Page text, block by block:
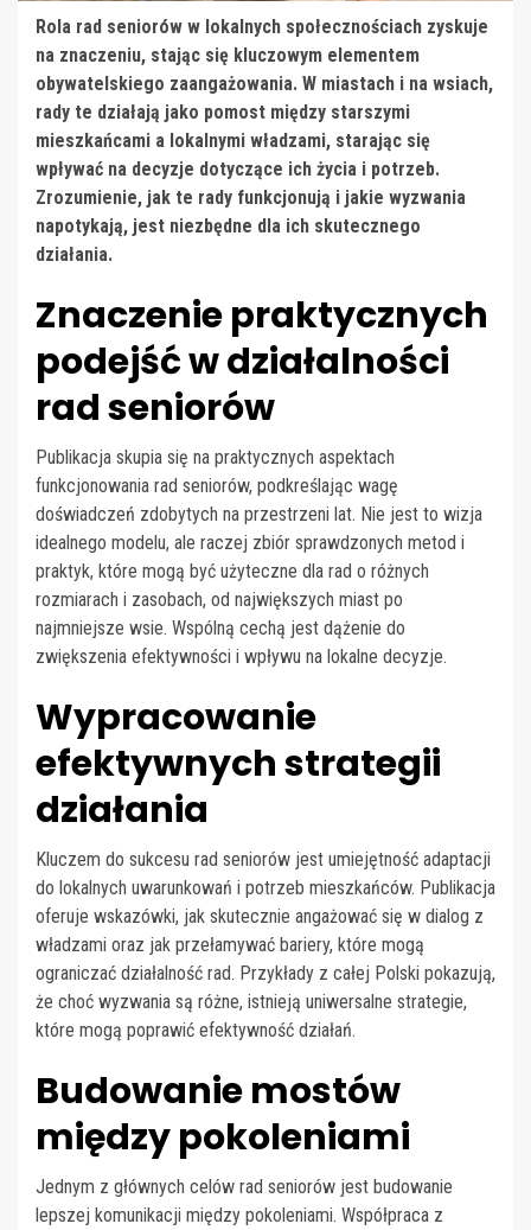
Rola rad seniorów w lokalnych społecznościach zyskuje
na znaczeniu, stając się kluczowym elementem
obywatelskiego zaangażowania. W miastach i na wsiach,
rady te działają jako pomost między starszymi
mieszkańcami a lokalnymi władzami, starając się
wpływać na decyzje dotyczące ich życia i potrzeb.
Zrozumienie, jak te rady funkcjonują i jakie wyzwania
napotykają, jest niezbędne dla ich skutecznego
działania.
Znaczenie praktycznych
podejść w działalności
rad seniorów
Publikacja skupia się na praktycznych aspektach
funkcjonowania rad seniorów, podkreślając wagę
doświadczeń zdobytych na przestrzeni lat. Nie jest to wizja
idealnego modelu, ale raczej zbiór sprawdzonych metod i
praktyk, które mogą być użyteczne dla rad o różnych
rozmiarach i zasobach, od największych miast po
najmniejsze wsie. Wspólną cechą jest dążenie do
zwiększenia efektywności i wpływu na lokalne decyzje.
Wypracowanie
efektywnych strategii
działania
Kluczem do sukcesu rad seniorów jest umiejętność adaptacji
do lokalnych uwarunkowań i potrzeb mieszkańców. Publikacja
oferuje wskazówki, jak skutecznie angażować się w dialog z
władzami oraz jak przełamywać bariery, które mogą
ograniczać działalność rad. Przykłady z całej Polski pokazują,
że choć wyzwania są różne, istnieją uniwersalne strategie,
które mogą poprawić efektywność działań.
Budowanie mostów
między pokoleniami
Jednym z głównych celów rad seniorów jest budowanie
lepszej komunikacji między pokoleniami. Współpraca z